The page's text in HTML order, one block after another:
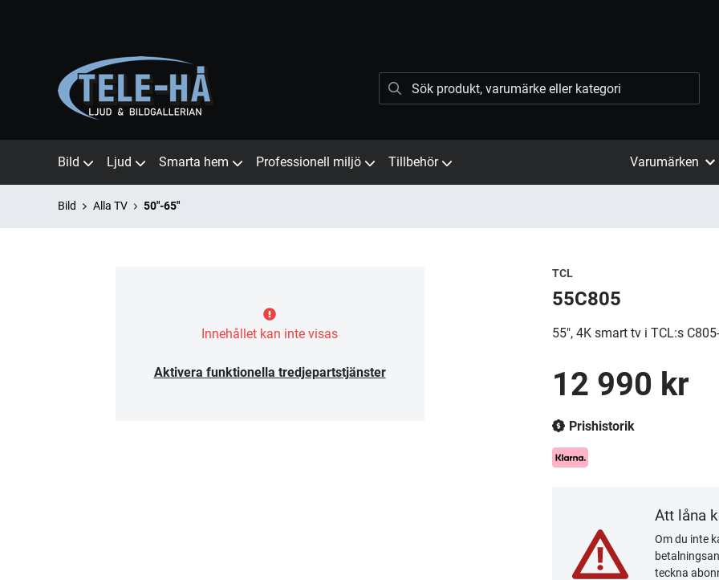
Bild Ljud Smarta hem Professionell miljö Tillbehör Varumärken
Bild Alla TV 50"-65"
Innehållet kan inte visas
Aktivera funktionella tredjepartstjänster
TCL
55C805
55", 4K smart tv i TCL:s
12 990 kr
Prishistorik
Att låna
Om du inte
teckna